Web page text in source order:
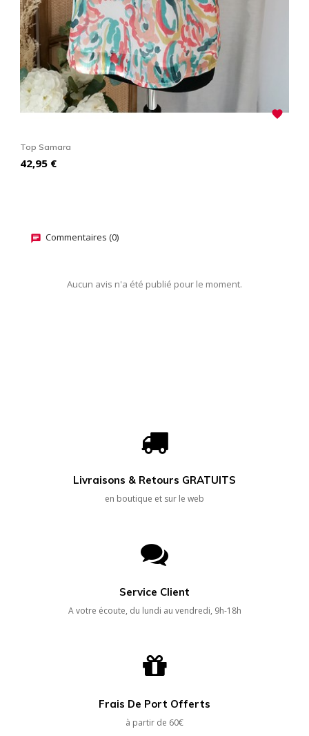

Top Samara
Prix
42,95 €
Commentaires (0)
Aucun avis n'a été publié pour le moment.
Livraisons & Retours GRATUITS
en boutique et sur le web
Service Client
A votre écoute, du lundi au vendredi, 9h-18h
Frais De Port Offerts
à partir de 60€